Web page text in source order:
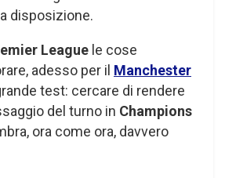
disposizione.
League le cose
adesso per il Manchester
test: cercare di rendere
del turno in Champions
ora come ora, davvero